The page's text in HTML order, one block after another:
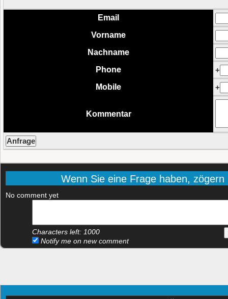
Email
Vorname
Nachname
Phone
+
Mobile
+
Kommentar
Wenn Sie eine Frage haben,
No comment yet
Characters left: 1000
Notify me on new comment